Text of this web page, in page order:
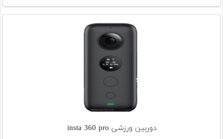
دوربین ورزشی insta 360 pro